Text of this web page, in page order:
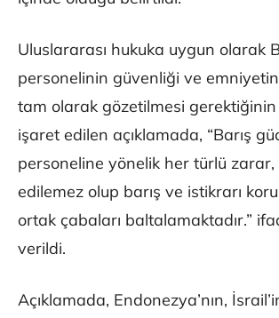
Uluslararası hukuka uygun olarak
personelinin güvenliği ve
tam olarak gözetilmesi
işaret edilen açıklamada, “Barış
personeline yönelik her türlü zarar,
edilemez olup barış ve istikrarı
ortak çabaları baltalamaktadır.”
verildi.
Açıklamada, Endonezya’nın,